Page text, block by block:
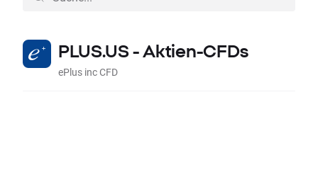
PLUS.US - Aktien-CFDs
ePlus inc CFD